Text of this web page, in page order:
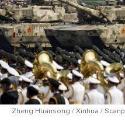
Zheng Huansong / Xinhua /